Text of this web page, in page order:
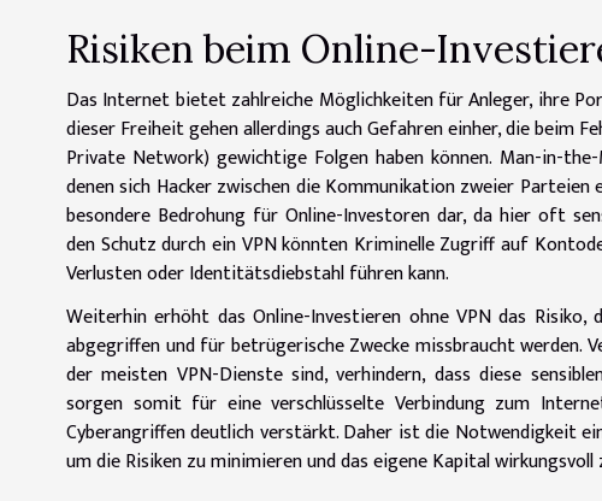
Risiken beim Online-
Das Internet bietet zahlreiche Möglichkeiten für Anleger, ihre
dieser Freiheit gehen allerdings auch Gefahren einher, die beim
Private Network) gewichtige Folgen haben können. Man-in-
denen sich Hacker zwischen die Kommunikation zweier
besondere Bedrohung für Online-Investoren dar, da hier oft
den Schutz durch ein VPN könnten Kriminelle Zugriff auf
Verlusten oder Identitätsdiebstahl führen kann.
Weiterhin erhöht das Online-Investieren ohne VPN das
abgegriffen und für betrügerische Zwecke missbraucht werden.
der meisten VPN-Dienste sind, verhindern, dass diese
sorgen somit für eine verschlüsselte Verbindung zum
Cyberangriffen deutlich verstärkt. Daher ist die Notwendigkeit
um die Risiken zu minimieren und das eigene Kapital wirkungsvoll